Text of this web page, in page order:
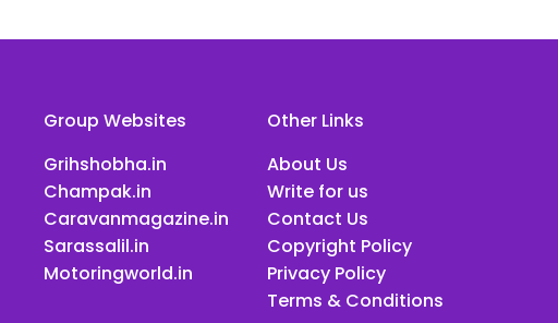
Group Websites
Grihshobha.in
Champak.in
Caravanmagazine.in
Sarassalil.in
Motoringworld.in
Other Links
About Us
Write for us
Contact Us
Copyright Policy
Privacy Policy
Terms & Conditions